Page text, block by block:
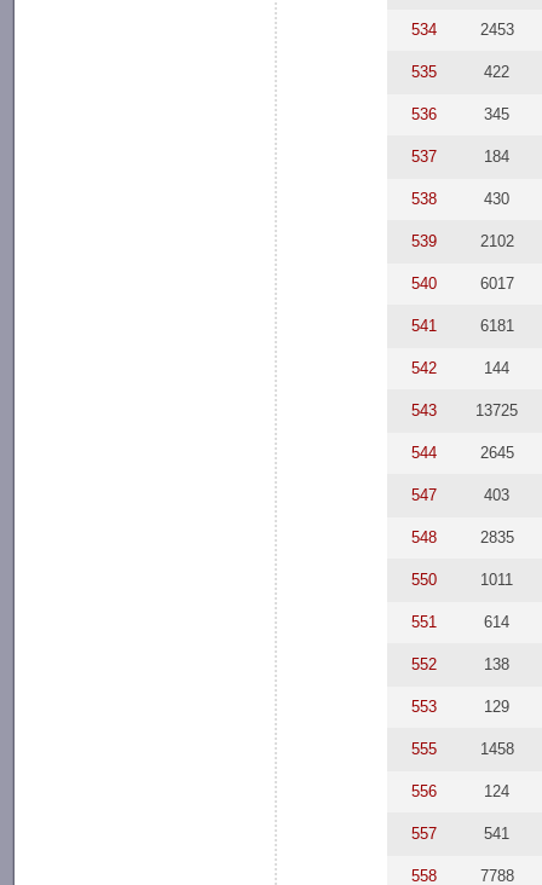
534 2453
535 422
536 345
537 184
538 430
539 2102
540 6017
541 6181
542 144
543 13725
544 2645
547 403
548 2835
550 1011
551 614
552 138
553 129
555 1458
556 124
557 541
558 7788